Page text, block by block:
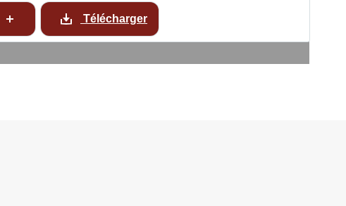
Télécharger